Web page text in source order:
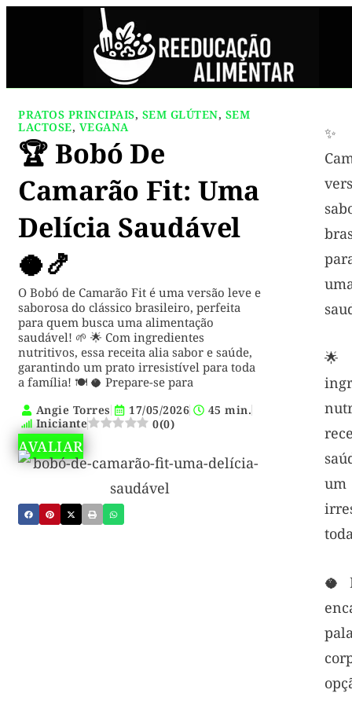
PRATOS PRINCIPAIS, SEM GLÚTEN, SEM
LACTOSE, VEGANA
🏆 Bobó De
Camarão Fit: Uma
Delícia Saudável
🥥🍤
O Bobó de Camarão Fit é uma versão leve e
saborosa do clássico brasileiro, perfeita
para quem busca uma alimentação
saudável! 🌱 🌟 Com ingredientes
nutritivos, essa receita alia sabor e saúde,
garantindo um prato irresistível para toda
a família! 🍽️ 🥥 Prepare-se para
Angie Torres 17/05/2026
45 min.
Iniciante
0(0)
AVALIAR
✨
🥥